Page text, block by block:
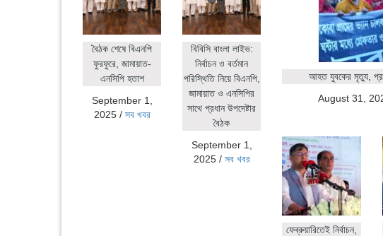
বৈঠক শেষে বিএনপি
ফুরফুরে, জামায়াত-
এনসিপি হতাশ
September 1,
2025/ সব খবর
বিবিসি বাংলা লাইভ:
নির্বাচন ও বর্তমান
পরিস্থিতি নিয়ে বিএনপি,
জামায়াত ও এনসিপির
সাথে প্রধান উপদেষ্টার
বৈঠক
September 1,
2025/ সব খবর
আহত যুবকের মৃত্যু,
August 31,
ফেব্রুয়ারিতেই নির্বাচন,